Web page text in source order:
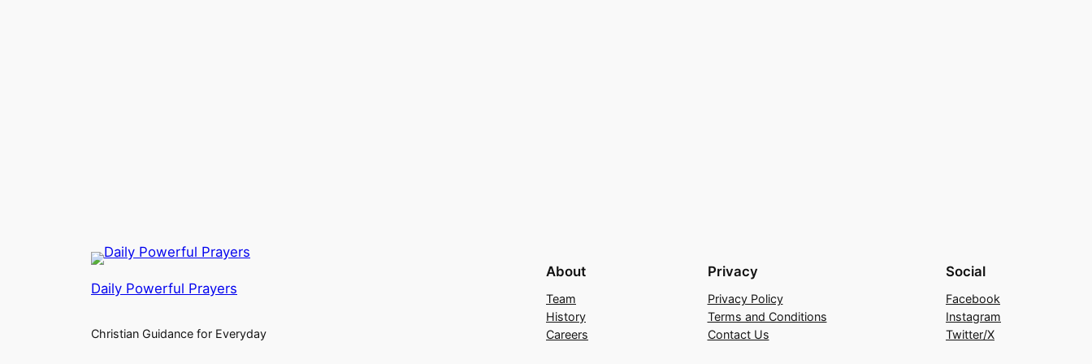
Daily Powerful Prayers
Christian Guidance for Everyday
About
Team
History
Careers
Privacy
Privacy Policy
Terms and Conditions
Contact Us
Social
Facebook
Instagram
Twitter/X